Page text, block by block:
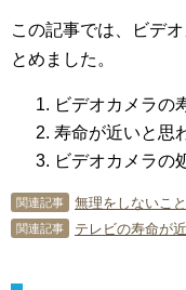
この記事では、ビデ
とめました。
ビデオカメラの
寿命が近いと思
ビデオカメラの
関連記事 無理をしないこ
関連記事